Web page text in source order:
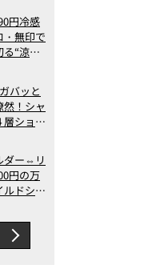
円冷感
・無印で
“涼感
バッと
！シャ
層ショル
ダー⇔リ
円の万
ルドシン
の人気
3】